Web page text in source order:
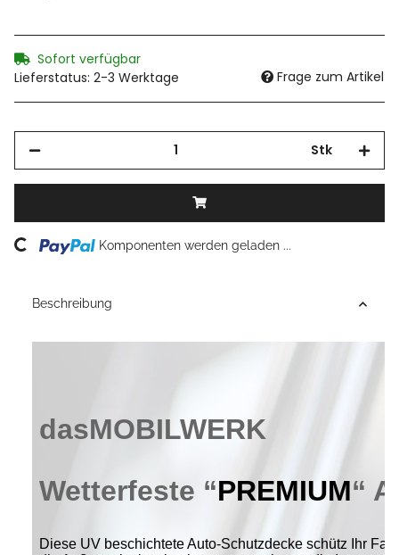
Sofort verfügbar
Lieferstatus: 2-3 Werktage
Frage zum Artikel
Stk
Loading... Komponenten werden geladen ...
Beschreibung